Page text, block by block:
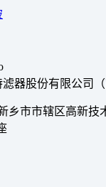
器股份有限公司（
乡市市辖区高新技